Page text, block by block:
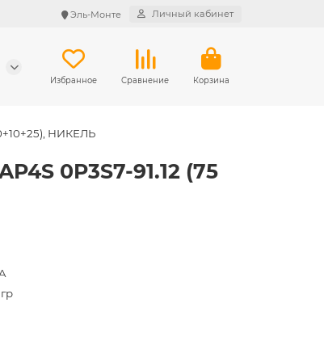
Эль-Монте Личный кабинет
Избранное Сравнение Корзина
НИКЕЛЬ
0P3S7-91.12 (75